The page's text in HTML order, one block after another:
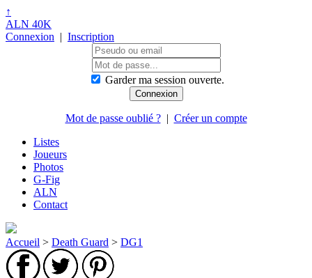
↑
ALN 40K
Connexion | Inscription
Garder ma session ouverte.
Mot de passe oublié ?| Créer un compte
Listes
Joueurs
Photos
G-Fig
ALN
Contact
Accueil > Death Guard > DG1